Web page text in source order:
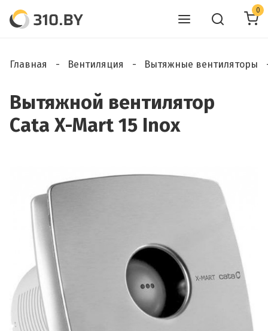
0
Главная Вентиляция Вытяжные вентиляторы
Вытяжной вентилятор
Cata X-Mart 15 Inox